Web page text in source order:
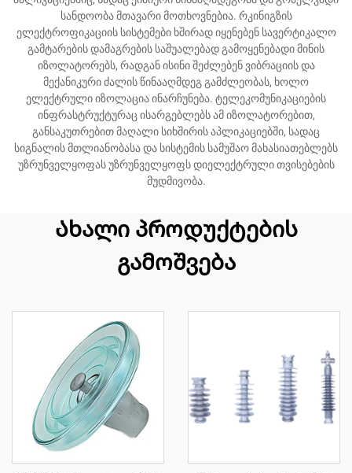
სანდოობა მთავარი მოთხოვნებია. რკინიგზის
ელექტროფიკაციის სისტემები ხშირად იყენებენ სავერტიკალო
გამტარების დამაგრების საშუალებად გამოყენებადი მინის
იზოლატორებს, რადგან ისინი შეძლებენ ვიბრაციის და
მექანიკური ძალის წინააღმდეგ გამძლეობას, ხოლო
ელექტრული იზოლაცია ინარჩუნება. ტელეკომუნიკაციების
ინფრასტრუქტურაც ისარგებლებს ამ იზოლატორებით,
განსაკუთრებით მაღალი სიხშირის აპლიკაციებში, სადაც
სიგნალის მთლიანობასა და სისტემის სამუშაო მახასიათებლებს
უზრუნველყოფას უზრუნველყოფს დიელექტრული თვისებების
მუდმივობა.
Ახალი პროდუქტების
გამოშვება